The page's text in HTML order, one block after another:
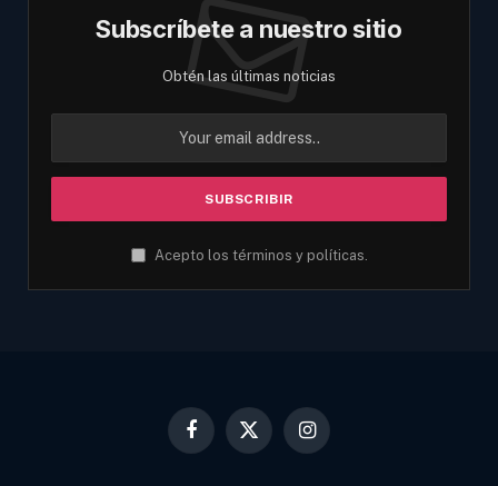
Subscríbete a nuestro sitio
Obtén las últimas noticias
Acepto los términos y políticas.
Facebook
X
Instagram